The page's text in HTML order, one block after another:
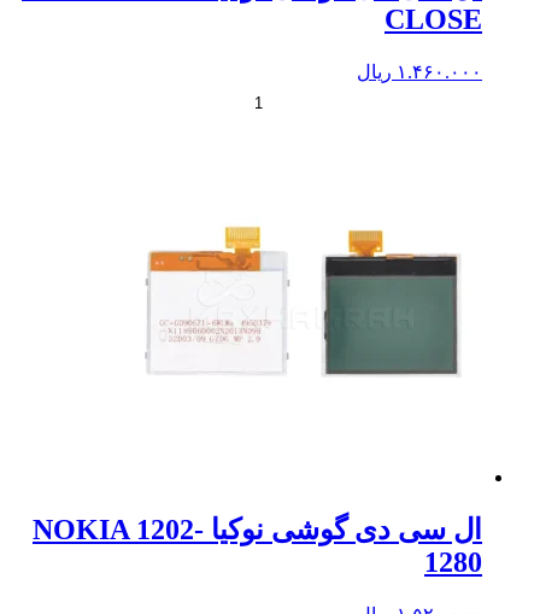
CLOSE
۱.۴۶۰.۰۰۰ ریال
+
ال سی دی گوشی نوکیا NOKIA 1202-
1280